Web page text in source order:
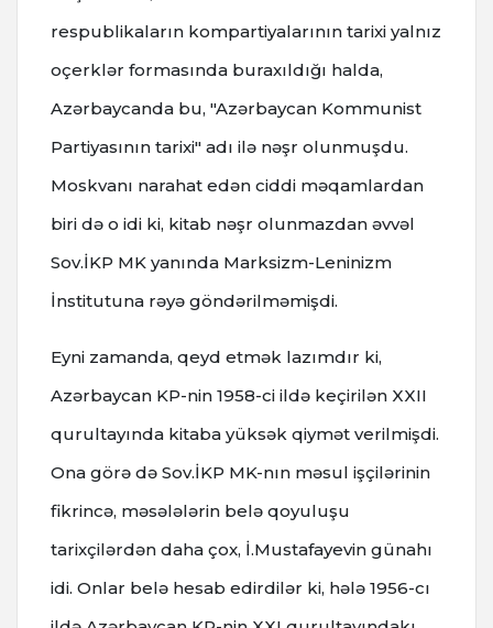
respublikaların kompartiyalarının tarixi yalnız
oçerklər formasında buraxıldığı halda,
Azərbaycanda bu, "Azərbaycan Kommunist
Partiyasının tarixi" adı ilə nəşr olunmuşdu.
Moskvanı narahat edən ciddi məqamlardan
biri də o idi ki, kitab nəşr olunmazdan əvvəl
Sov.İKP MK yanında Marksizm-Leninizm
İnstitutuna rəyə göndərilməmişdi.
Eyni zamanda, qeyd etmək lazımdır ki,
Azərbaycan KP-nin 1958-ci ildə keçirilən XXII
qurultayında kitaba yüksək qiymət verilmişdi.
Ona görə də Sov.İKP MK-nın məsul işçilərinin
fikrincə, məsələlərin belə qoyuluşu
tarixçilərdən daha çox, İ.Mustafayevin günahı
idi. Onlar belə hesab edirdilər ki, hələ 1956-cı